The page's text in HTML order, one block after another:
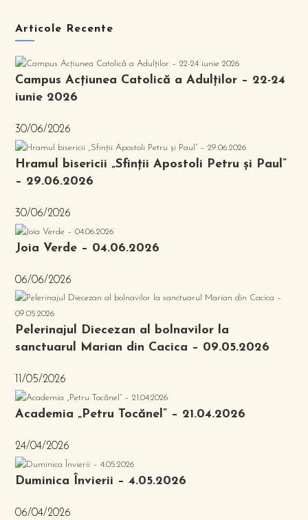
Articole Recente
Campus Acțiunea Catolică a Adulților – 22-24
iunie 2026
30/06/2026
Hramul bisericii „Sfinții Apostoli Petru și Paul”
– 29.06.2026
30/06/2026
Joia Verde – 04.06.2026
06/06/2026
Pelerinajul Diecezan al bolnavilor la
sanctuarul Marian din Cacica – 09.05.2026
11/05/2026
Academia „Petru Tocănel” – 21.04.2026
24/04/2026
Duminica Învierii – 4.05.2026
06/04/2026